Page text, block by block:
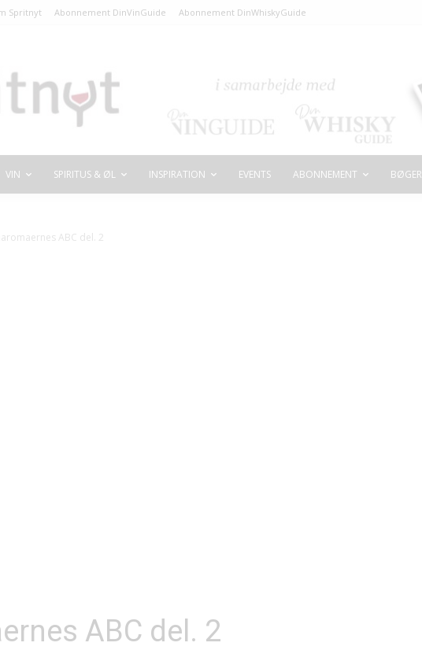
Spritnyt Abonnement DinVinGuide Abonnement DinWhiskyGuide
VIN SPIRITUS & ØL INSPIRATION EVENTS ABONNEMENT BØGER
ABC del. 2
ABC del. 2